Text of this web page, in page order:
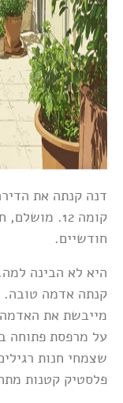
קומה 12.
חודשיים.
היא לא הבינה
מייבשת את
על מרפסת פתוחה
שצמחי חנות
פלסטיק קטנות